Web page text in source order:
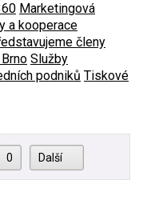
Marketingová
a kooperace
členy
Služby
podniků Tiskové
0 Další